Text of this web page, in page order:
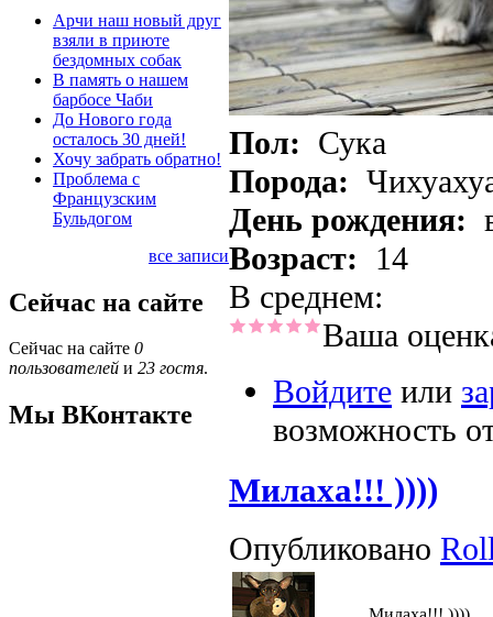
Арчи наш новый друг
взяли в приюте
бездомных собак
В память о нашем
барбосе Чаби
До Нового года
осталось 30 дней!
Хочу забрать обратно!
Проблема с
Французским
Бульдогом
все записи
Сейчас на сайте
Сейчас на сайте 0
пользователей и 23 гостя.
Мы ВКонтакте
Пол: Сука
Порода:
День рождения:
Возраст: 14
В среднем:
Ваша
Войдите или
возможность
Милаха!!! ))))
Опубликовано